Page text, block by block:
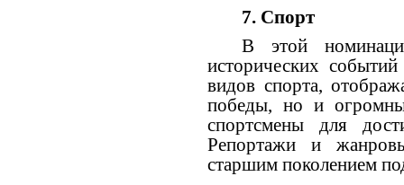
7. Спорт
В этой
исторических
видов спорта,
победы, но и
спортсмены для
Репортажи и
старшим поколением